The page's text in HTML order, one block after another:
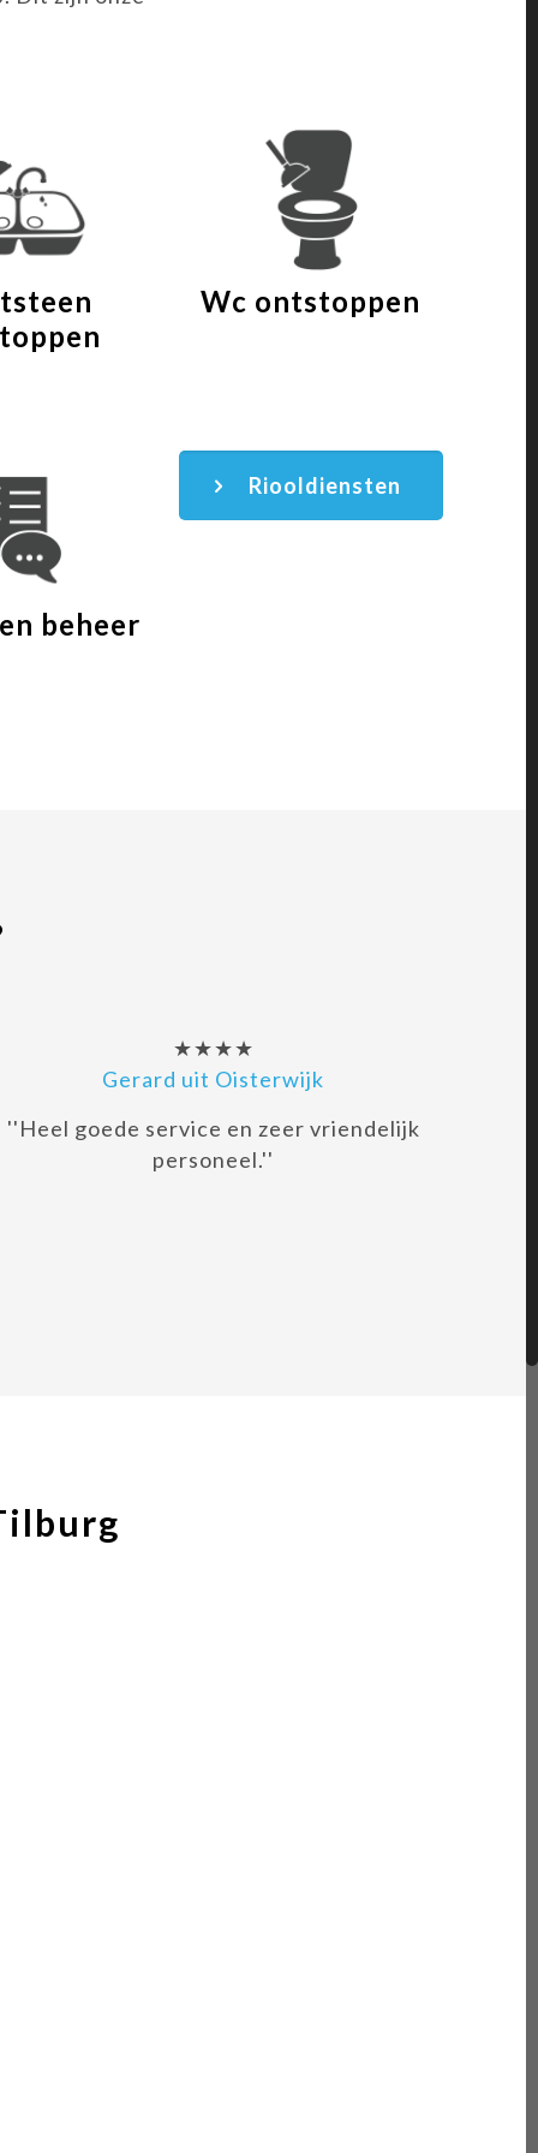
Wc ontstoppen
beheer
Riooldiensten
★★★★
Gerard uit Oisterwijk
''Heel goede service en zeer vriendelijk
personeel.''